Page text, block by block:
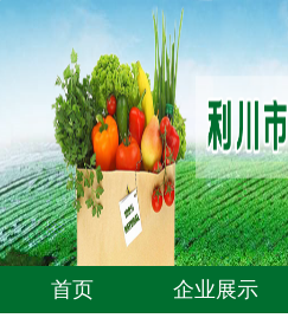
首页 企业展示